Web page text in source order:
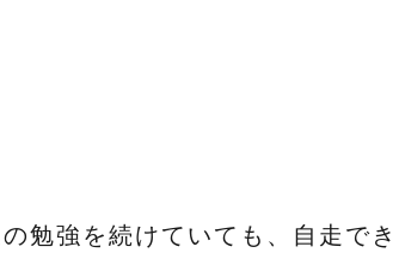
勉強を続けていても、自走で